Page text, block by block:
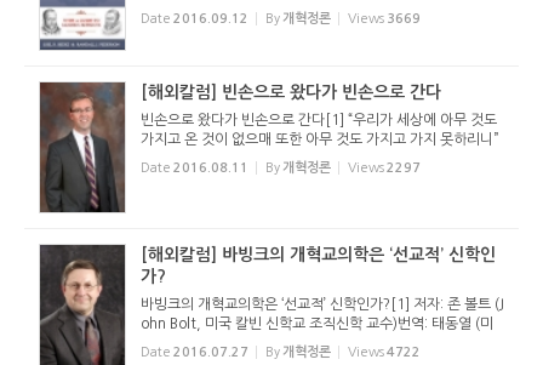
ological Seminary 총장 및 조직신학 & 설교학 교수) 번역:
태동열 (미국 칼빈 신학교 조직신학 박사과정 중) 지난 40여년
Date 2016.09.12 By 개혁정론 Views 3669
[해외칼럼] 빈손으로 왔다가 빈손으로 간다
빈손으로 왔다가 빈손으로 간다[1] “우리가 세상에 아무 것도
가지고 온 것이 없으매 또한 아무 것도 가지고 가지 못하리니”
(딤전 6:7) 저자: 데이빗 머레이 (Dr. David Murray)[2] 역자:
태동열[3] 필자가 어느 해 여름 영국에 있었을 때, 천장...
Date 2016.08.11 By 개혁정론 Views2297
[해외칼럼] 바빙크의 개혁교의학은 ‘선교적’ 신학인
가?
바빙크의 개혁교의학은 ‘선교적’ 신학인가?[1] 저자: 존 볼트 (J
ohn Bolt, 미국 칼빈 신학교 조직신학 교수)번역: 태동열 (미
국 칼빈 신학교 조직신학 박사과정 중) 오늘날 우리는 교회는
Date 2016.07.27 By 개혁정론 Views4722